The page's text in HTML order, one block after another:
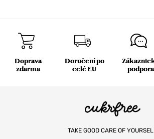
Doprava
zdarma
Doručení po
celé EU
podpora
TAKE GOOD CARE OF